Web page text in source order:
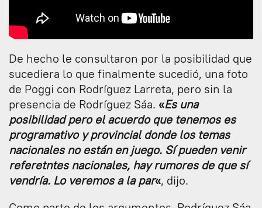
De hecho le consultaron por la posibilidad que
sucediera lo que finalmente sucedió, una foto
de Poggi con Rodríguez Larreta, pero sin la
presencia de Rodríguez Sáa. «Es una
posibilidad pero el acuerdo que tenemos es
programativo y provincial donde los temas
nacionales no están en juego. Sí pueden venir
referetntes nacionales, hay rumores de que sí
vendría. Lo veremos a la par«, dijo.